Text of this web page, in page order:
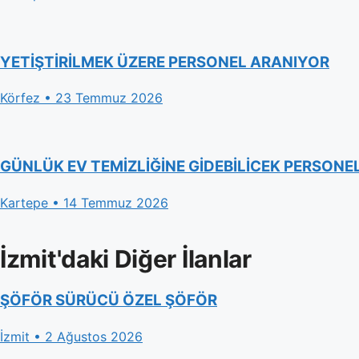
YETİŞTİRİLMEK ÜZERE PERSONEL ARANIYOR
Körfez • 23 Temmuz 2026
GÜNLÜK EV TEMİZLİĞİNE GİDEBİLİCEK
Kartepe • 14 Temmuz 2026
İzmit'daki Diğer İlanlar
ŞÖFÖR SÜRÜCÜ ÖZEL ŞÖFÖR
İzmit • 2 Ağustos 2026